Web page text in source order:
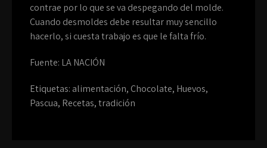
contrae por lo que se va despegando del molde.
Cuando desmoldes debe resultar muy sencillo
hacerlo, si cuesta trabajo es que le falta frí­o.
Fuente: LA NACIÓN
Etiquetas: alimentación,Chocolate, Huevos,
Pascua, Recetas,tradición